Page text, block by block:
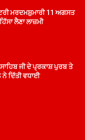
ਮਰਦਮਸ਼ੁਮਾਰੀ 11 ਅਗਸਤ
ਲੈਣਾ ਲਾਜ਼ਮੀ
ਜੀ ਦੇ ਪ੍ਰਕਾਸ਼ ਪੁਰਬ ਤੇ
ਦਿੱਤੀ ਵਧਾਈ